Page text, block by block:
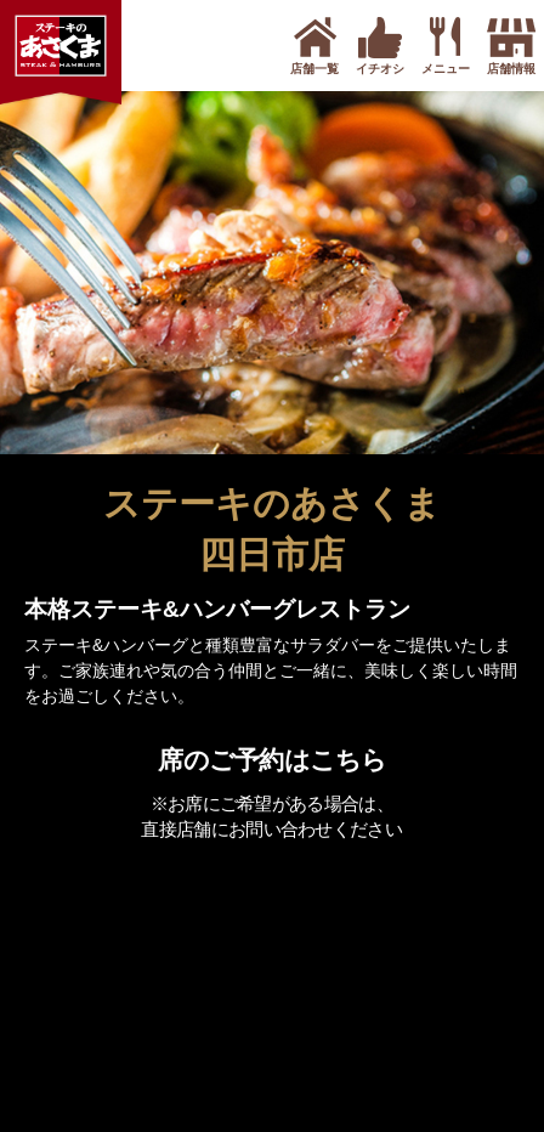
店舗情報
メニュー
イチオシ
店舗一覧
ステーキのあさくま
四日市店
本格ステーキ&ハンバーグレストラン
ステーキ&ハンバーグと種類豊富なサラダバーをご提供いたしま
す。ご家族連れや気の合う仲間とご一緒に、美味しく楽しい時間
をお過ごしください。
席のご予約はこちら
※お席にご希望がある場合は、
直接店舗にお問い合わせください